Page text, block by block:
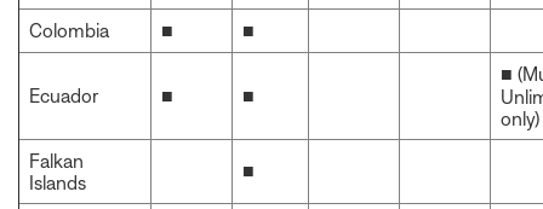
Colombia
■ ■
Ecuador ■ ■
■
only)
Falkan
Islands
■